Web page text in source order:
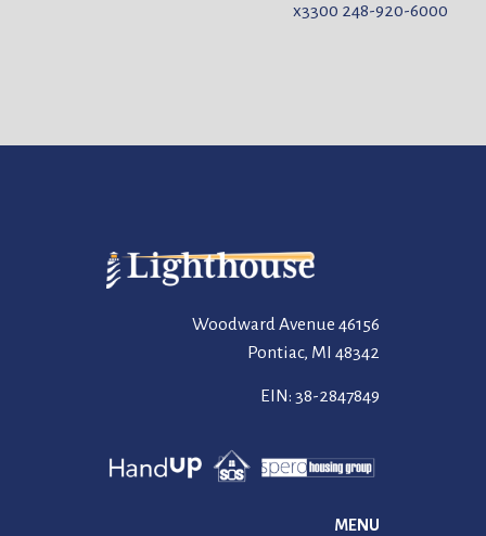
248-920-6000
x3300
46156 Woodward Avenue
Pontiac, MI 48342
EIN: 38-2847849
MENU